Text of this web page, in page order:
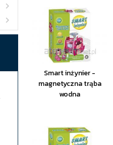
Smart inżynier -
magnetyczna trąba
wodna